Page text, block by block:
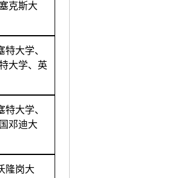
克斯大
大学、
大学、英
大学、
邓迪大
隆岗大